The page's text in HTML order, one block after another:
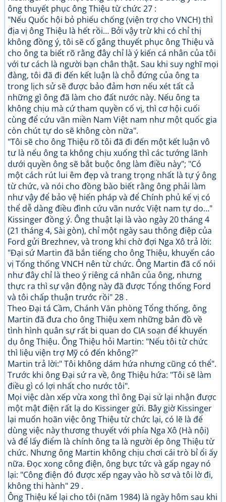
ông thuyết phục ông Thiệu từ chức 27 :
"Nếu Quốc hội bỏ phiếu chống (viện trợ cho VNCH) thì
địa vị ông Thiệu là hết rồi… Bởi vậy trừ khi có chỉ thị
không đồng ý, tôi sẽ cố gắng thuyết phục ông Thiệu và
cho ông ta biết rõ rằng đây chỉ là ý kiến cá nhân của tôi
với tư cách là người bạn chân thật. Sau khi suy nghĩ mọi
đàng, tôi đã đi đến kết luận là chỗ đứng của ông ta
trong lịch sử sẽ được bảo đảm hơn nếu xét tất cả
những gì ông đã làm cho đất nước này. Nếu ông ta
không chịu mà cứ tham quyền cố vị, thì cơ hội cuối
cùng để cứu vãn miền Nam Việt nam như một quốc gia
còn chút tự do sẽ không còn nữa".
"Tôi sẽ cho ông Thiệu rõ tôi đã đi đến một kết luận vô
tư là nếu ông ta không chịu xuống thì các tướng lãnh
dưới quyền ông sẽ bắt buộc ông làm điều này"; "Có
một cách rút lui êm đẹp và trang trọng nhất là tự ý ông
từ chức, và nói cho đồng bào biết rằng ông phải làm
như vậy để bảo vệ hiến pháp và để Chính phủ kế vị có
thể dễ dàng điều đình cứu vãn nước Việt nam tự do…"
Kissinger đồng ý. Ông thuật lại là vào ngày 20 tháng 4
(21 tháng 4, Sài gòn), chỉ một ngày sau thông điệp của
Ford gửi Brezhnev, và trong khi chờ đợi Nga Xô trả lời:
"Đại sứ Martin đã bắn tiếng cho ông Thiệu, khuyến cáo
vị Tổng thống VNCH nên từ chức. Ông Martin đã cố nói
như đây chỉ là theo ý riêng cá nhân của ông, nhưng
thực ra thì sự vận động này đã được Tổng thống Ford
và tôi chấp thuận trước rồi" 28 .
Theo Đại tá Cầm, Chánh Văn phòng Tổng thống, ông
Martin đã đưa cho ông Thiệu xem những bản đồ về
tình hình quân sự rất bi quan do CIA soạn để khuyến
dụ ông Thiệu. Ông Thiệu hỏi Martin: "Nếu tôi từ chức
thì liệu viện trợ Mỹ có đến không?"
Martin trả lời:" Tôi không dám hứa nhưng cũng có thể".
Trước khi ông Đại sứ ra về, ông Thiệu hứa: "Tôi sẽ làm
điều gì có lợi nhất cho nước tôi".
Mọi việc dàn xếp vừa xong thì ông Đại sứ lại nhận được
một mật điện rất lạ do Kissinger gửi. Bây giờ Kissinger
lại muốn hoãn việc ông Thiệu từ chức lại, có lẽ là để
dùng việc này thương thuyết với phía Nga Xô (Hà nội)
và để lấy điểm là chính ông ta là người ép ông Thiệu từ
chức. Nhưng ông Martin không chịu chơi cái trò bỉ ổi ấy
nữa. Đọc xong công điện, ông bực tức và gấp ngay nó
lại: "Công điện đó được xếp ngay vào hồ sơ và tôi lờ đi,
không thi hành" 29 .
Ông Thiệu kể lại cho tôi (năm 1984) là ngày hôm sau khi